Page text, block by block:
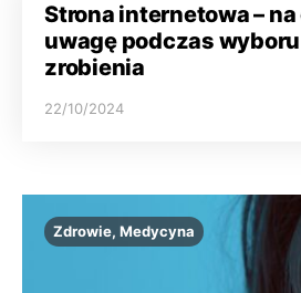
Strona internetowa –
uwagę podczas
zrobienia
22/10/2024
Zdrowie, Medycyna